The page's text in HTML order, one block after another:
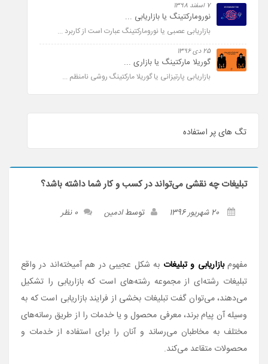
7 اسفند 1398
نورومارکتینگ یا بازاریابی ...
بازاریابی عصبی یا نورومارکتینگ عبارت است از کاربرد ...
25 دی 1396
گوریلا مارکتینگ یا بازاری ...
بازاریابی پارتیزانی یا گوریلا مارکتینگ روشی نامنظم ...
تگ های پر استفاده
تبلیغات چه نقشی می‌تواند در کسب و کار شما داشته باشد؟
20 شهریور 1396 توسطادمین 0 نظر
مفهومبازاریابی و تبلیغات به شکل عجیبی در هم آمیخته‌اند در واقع
تبلیغات رشته‌ای از مجموعه رشته‌های است که بازاریابی را تشکیل
می‌دهند، می‌توان گفت تبلیغات بخشی از فرایند بازاریابی است که به
وسیله آن پیام برند، معرفی محصول و یا خدمات را از طریق رسانه‌های
مختلف به مخاطبان می‌رساند و آنان را برای استفاده از خدمات و
محصولات متقاعد می‌کند.